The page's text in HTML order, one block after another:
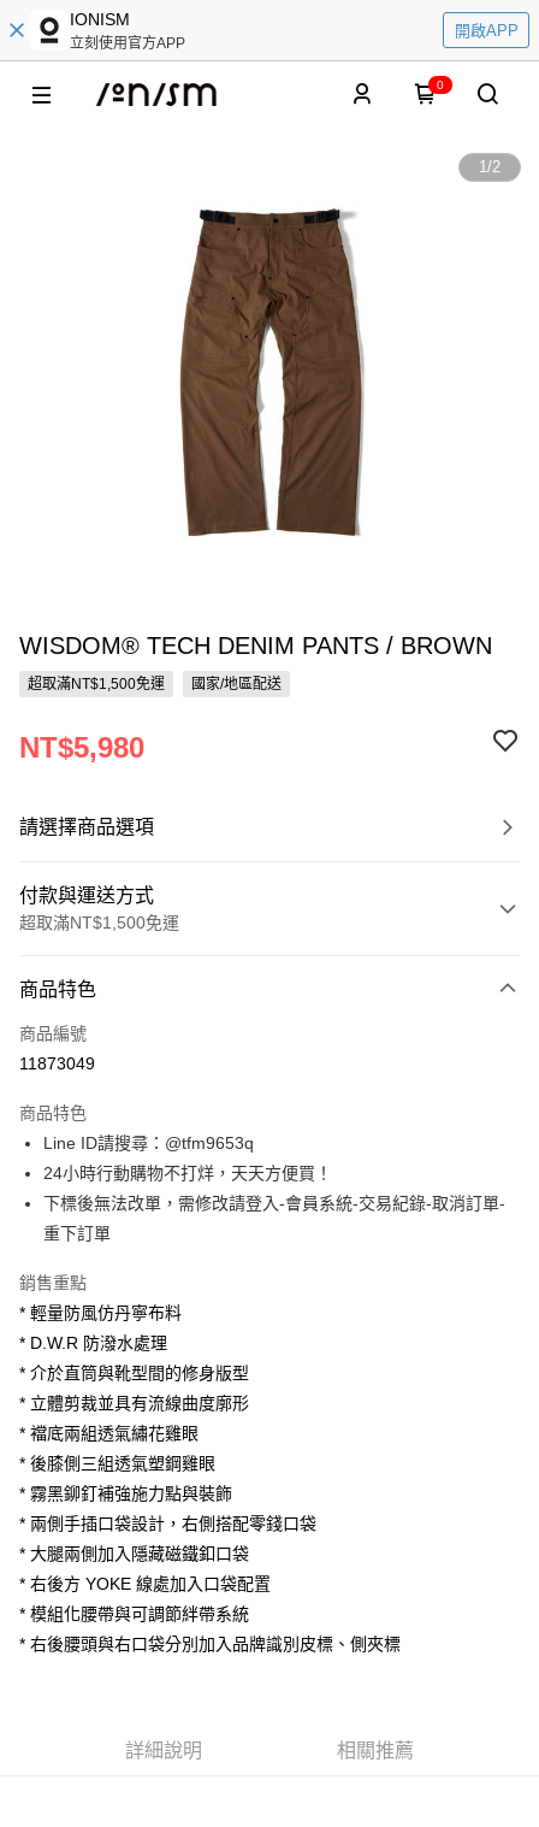
IONISM
立刻使用官方APP
開啟APP
0
1/2
WISDOM® TECH DENIM PANTS / BROWN
超取滿NT$1,500免運 國家/地區配送
NT$5,980
請選擇商品選項
付款與運送方式
超取滿NT$1,500免運
信用卡一次付款
信用卡分期付款
合作金庫商業銀行
華南商業銀行
上海商業儲蓄銀行
台北富邦商業銀行
國泰世華商業銀行
兆豐國際商業銀行
臺灣中小企業銀行
聯邦商業銀行
元大商業銀行
台新國際商業銀行
台灣樂天信用卡公司
超商取貨付款
LINE Pay
Apple Pay
悠遊付
ATM付款
運送方式
全家取貨付款
每筆NT$60，滿NT$1,500(含以上)免運費
7-11取貨付款
每筆NT$60，滿NT$1,500(含以上)免運費
順豐速運宅配
每筆NT$100，滿NT$2,000(含以上)免運費
商品特色
商品編號
11873049
商品特色
Line ID請搜尋：@tfm9653q
24小時行動購物不打烊，天天方便買！
下標後無法改單，需修改請登入-會員系統-交易紀錄-取消訂單-
重下訂單
銷售重點
* 輕量防風仿丹寧布料
* D.W.R 防潑水處理
* 介於直筒與靴型間的修身版型
* 立體剪裁並具有流線曲度廓形
* 襠底兩組透氣繡花雞眼
* 後膝側三組透氣塑鋼雞眼
* 霧黑鉚釘補強施力點與裝飾
* 兩側手插口袋設計，右側搭配零錢口袋
* 大腿兩側加入隱藏磁鐵釦口袋
* 右後方 YOKE 線處加入口袋配置
* 模組化腰帶與可調節絆帶系統
* 右後腰頭與右口袋分別加入品牌識別皮標、側夾標
詳細說明 相關推薦